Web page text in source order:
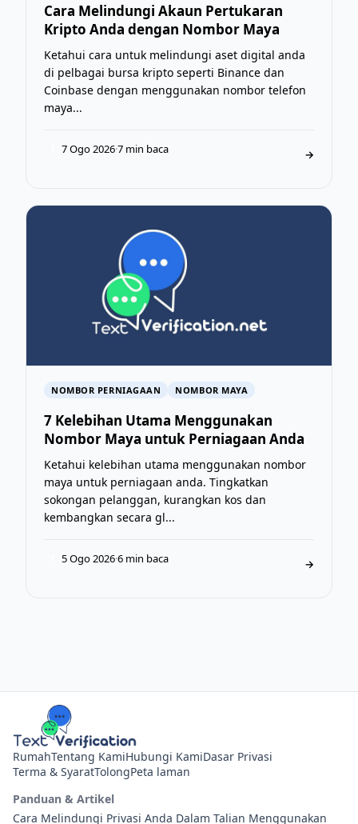
Cara Melindungi Akaun Pertukaran
Kripto Anda dengan Nombor Maya
Ketahui cara untuk melindungi aset digital anda
di pelbagai bursa kripto seperti Binance dan
Coinbase dengan menggunakan nombor telefon
maya...
7 Ogo 2026·7 min baca →
NOMBOR PERNIAGAAN NOMBOR MAYA
7 Kelebihan Utama Menggunakan
Nombor Maya untuk Perniagaan Anda
Ketahui kelebihan utama menggunakan nombor
maya untuk perniagaan anda. Tingkatkan
sokongan pelanggan, kurangkan kos dan
kembangkan secara gl...
5 Ogo 2026·6 min baca →
RumahTentang KamiHubungi KamiDasar Privasi
Terma & SyaratTolongPeta laman
Panduan & Artikel
Cara Melindungi Privasi Anda Dalam Talian Menggunakan